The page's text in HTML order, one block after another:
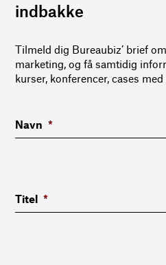
indbakke
Tilmeld dig Bureaubiz’ brief
marketing, og få samtidig
kurser, konferencer, cases med
Navn *
Titel *